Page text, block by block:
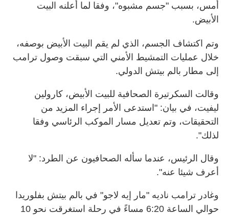
أمس، بسبب "جسم مشبوه"، وفقا لما أعلنه البيت
الأبيض.
وتم اكتشاف الجسم، الذي لم يقم البيت الأبيض بوصفه،
خلال عمليات التمشيط الأمني التي سبقت وصول ترامب
إلى مطار بالم بيتش الدولي.
وقالت السكرتيرة الصحافية للبيت الأبيض، كارولين
ليفيت، في بيان: "استدعى الأمر إجراء المزيد من
التحقيقات، وتم تعديل مسار الموكب الرئاسي وفقا
لذلك".
وقال الرئيس، عندما سأله الصحافيون عن الطرد: "لا
أعرف شيئا عنه".
وغادر ترامب ناديه "مار إيه لاجو" في بالم بيتش بفلوريدا
حوالي الساعة 6:20 مساءً في رحلة استغرقت نحو 10